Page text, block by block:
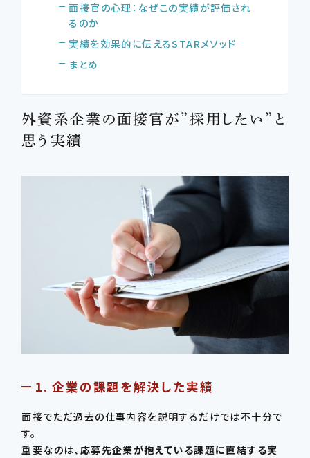
面接官の心理：なぜこの実績が評価され
るのか
実績を効果的に伝えるSTARメソッド
まとめ
外資系企業の面接官が”採用したい”と
思う実績
1. 企業の課題を解決した実績
面接でただ過去の仕事内容を説明するだけでは不十分で
す。
重要なのは、 応募先企業が抱えている課題に直結する実